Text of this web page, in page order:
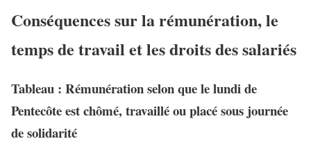
Conséquences sur la rémunération, le
temps de travail et les droits des salariés
Tableau : Rémunération selon que le lundi de
Pentecôte est chômé, travaillé ou placé sous journée
de solidarité